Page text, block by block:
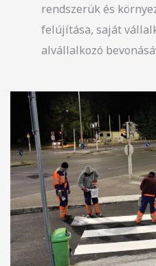
rendszerük és
felújítása, saját
alvállalkozó